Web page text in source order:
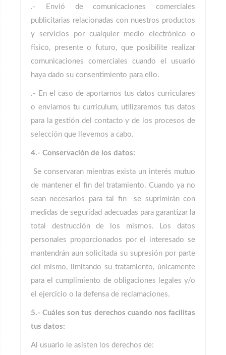
.- Envió de comunicaciones comerciales
publicitarias relacionadas con nuestros productos
y servicios por cualquier medio electrónico o
físico, presente o futuro, que posibilite realizar
comunicaciones comerciales cuando el usuario
haya dado su consentimiento para ello.
.- En el caso de aportarnos tus datos curriculares
o enviarnos tu currículum, utilizaremos tus datos
para la gestión del contacto y de los procesos de
selección que llevemos a cabo.
4.- Conservación de los datos:
Se conservaran mientras exista un interés mutuo
de mantener el fin del tratamiento. Cuando ya no
sean necesarios para tal fin se suprimirán con
medidas de seguridad adecuadas para garantizar la
total destrucción de los mismos. Los datos
personales proporcionados por el interesado se
mantendrán aun solicitada su supresión por parte
del mismo, limitando su tratamiento, únicamente
para el cumplimiento de obligaciones legales y/o
el ejercicio o la defensa de reclamaciones.
5.- Cuáles son tus derechos cuando nos facilitas
tus datos:
Al usuario le asisten los derechos de: